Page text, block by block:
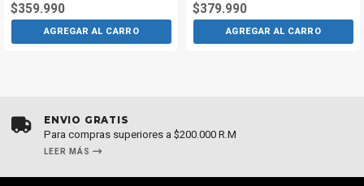
$359.990
AGREGAR AL CARRO
$379.990
AGREGAR AL CARRO
ENVÍO GRATIS
Para compras superiores a $200.000 R.M
LEER MÁS